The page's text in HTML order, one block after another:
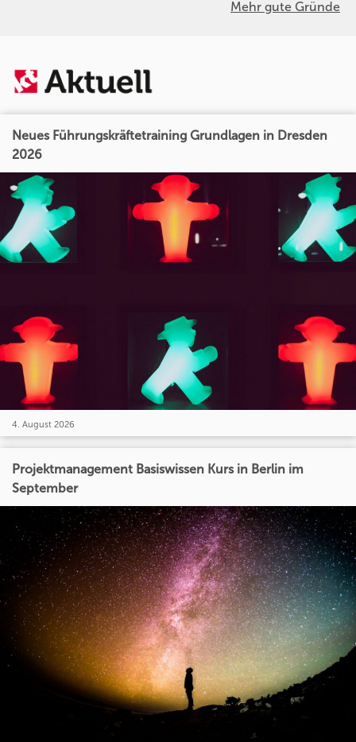
Mehr gute Gründe
Neues Führungskräftetraining Grundlagen in Dresden
2026
4. August 2026
Projektmanagement Basiswissen Kurs in Berlin im
September